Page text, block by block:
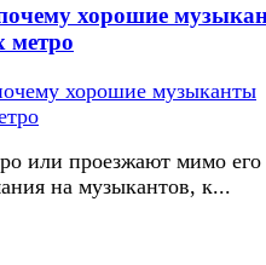
хорошие
метро
или проезжают мимо его
на музыкантов, к...